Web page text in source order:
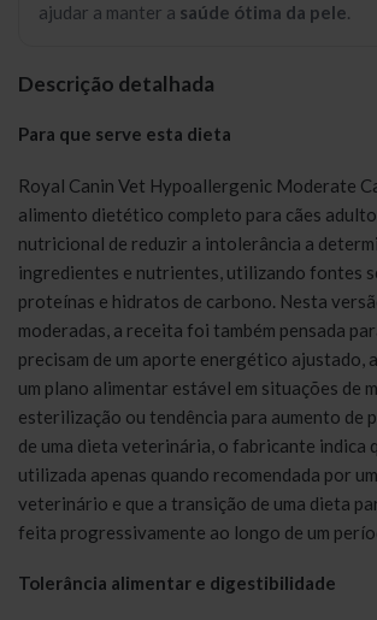
ajudar a manter a saúde ótima da pele.
Descrição detalhada
Para que serve esta dieta
Royal Canin Vet Hypoallergenic Moderate
alimento dietético completo para cães
nutricional de reduzir a intolerância a
ingredientes e nutrientes, utilizando fontes
proteínas e hidratos de carbono. Nesta
moderadas, a receita foi também pensada
precisam de um aporte energético ajustado,
um plano alimentar estável em situações de
esterilização ou tendência para aumento de
de uma dieta veterinária, o fabricante indica
utilizada apenas quando recomendada por
veterinário e que a transição de uma dieta
feita progressivamente ao longo de um
Tolerância alimentar e digestibilidade